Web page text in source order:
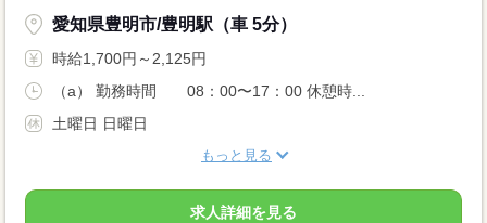
愛知県豊明市/豊明駅（車 5分）
時給1,700円～2,125円
（a） 勤務時間 08：00〜17：00 休憩時...
土曜日 日曜日
もっと見る
求人詳細を見る